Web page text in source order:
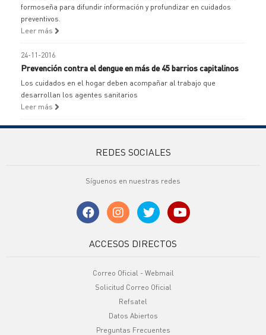
formoseña para difundir información y profundizar en cuidados
preventivos.
Leer más
24-11-2016
Prevención contra el dengue en más de 45 barrios capitalinos
Los cuidados en el hogar deben acompañar al trabajo que
desarrollan los agentes sanitarios
Leer más
REDES SOCIALES
Síguenos en nuestras redes
ACCESOS DIRECTOS
Correo Oficial - Webmail
Solicitud Correo Oficial
Refsatel
Datos Abiertos
Preguntas Frecuentes